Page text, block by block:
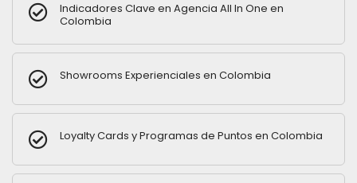
Indicadores Clave en Agencia All In One en
Colombia
Showrooms Experienciales en Colombia
Loyalty Cards y Programas de Puntos en Colombia